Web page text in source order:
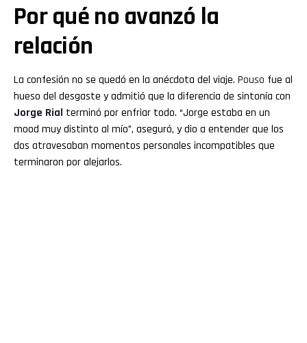
Por qué no avanzó la
relación
La confesión no se quedó en la anécdota del viaje. Pouso fue al
hueso del desgaste y admitió que la diferencia de sintonía con
Jorge Rial terminó por enfriar todo. “Jorge estaba en un
mood muy distinto al mío”, aseguró, y dio a entender que los
dos atravesaban momentos personales incompatibles que
terminaron por alejarlos.